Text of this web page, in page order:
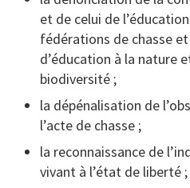
et de celui de
fédérations de chasse
d’éducation à la nature
biodiversité ;
la dépénalisation de
l’acte de chasse ;
la reconnaissance de
vivant à l’état de liberté ;